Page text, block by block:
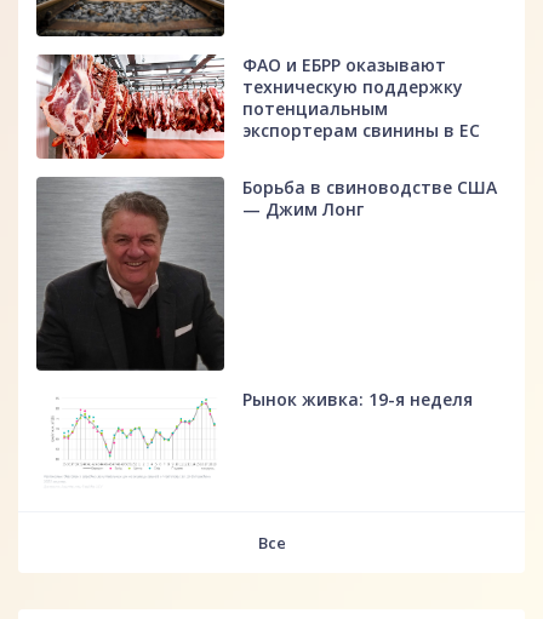
ФАО и ЕБРР оказывают
техническую поддержку
потенциальным
экспортерам свинины в ЕС
Борьба в свиноводстве США
— Джим Лонг
Рынок живка: 19-я неделя
Все